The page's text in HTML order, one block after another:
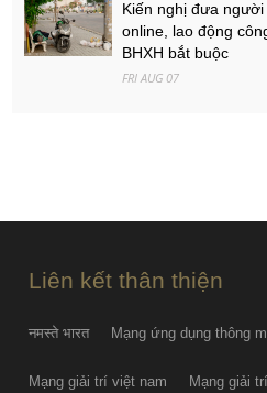
Kiến nghị đưa người
online, lao động
BHXH bắt buộc
FRI AUG 07
Liên kết thân thiện
नमस्ते भारत Mạng ứng dụng thông
Mạng giải trí việt nam Mạng giải